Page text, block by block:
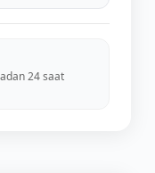
24 saat